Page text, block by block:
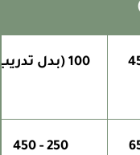
100 (بدل تدريب)
250 - 450